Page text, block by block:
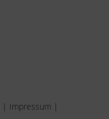
| Impressum |